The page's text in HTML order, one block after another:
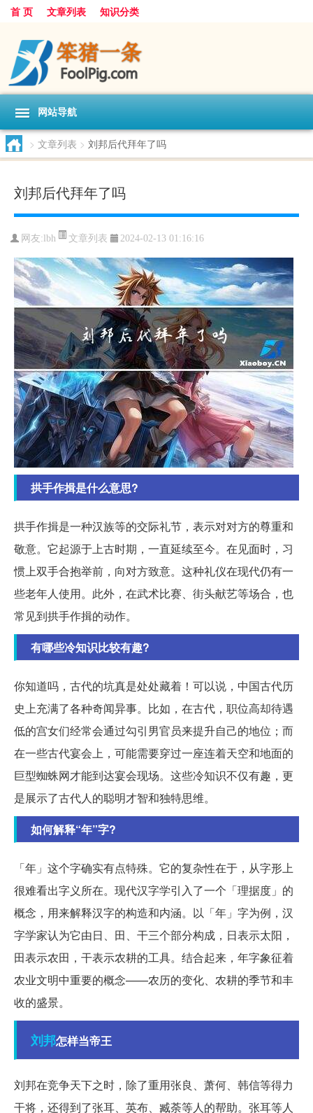
首 页 文章列表 知识分类
网站导航
> 文章列表 > 刘邦后代拜年了吗
刘邦后代拜年了吗
网友: lbh 文章列表 2024-02-13 01:16:16
拱手作揖是什么意思?
拱手作揖是一种汉族等的交际礼节，表示对对方的尊重和
敬意。它起源于上古时期，一直延续至今。在见面时，习
惯上双手合抱举前，向对方致意。这种礼仪在现代仍有一
些老年人使用。此外，在武术比赛、街头献艺等场合，也
常见到拱手作揖的动作。
有哪些冷知识比较有趣?
你知道吗，古代的坑真是处处藏着！可以说，中国古代历
史上充满了各种奇闻异事。比如，在古代，职位高却待遇
低的宫女们经常会通过勾引男官员来提升自己的地位；而
在一些古代宴会上，可能需要穿过一座连着天空和地面的
巨型蜘蛛网才能到达宴会现场。这些冷知识不仅有趣，更
是展示了古代人的聪明才智和独特思维。
如何解释“年”字?
「年」这个字确实有点特殊。它的复杂性在于，从字形上
很难看出字义所在。现代汉字学引入了一个「理据度」的
概念，用来解释汉字的构造和内涵。以「年」字为例，汉
字学家认为它由日、田、干三个部分构成，日表示太阳，
田表示农田，干表示农耕的工具。结合起来，年字象征着
农业文明中重要的概念——农历的变化、农耕的季节和丰
收的盛景。
刘邦怎样当帝王
刘邦在竞争天下之时，除了重用张良、萧何、韩信等得力
干将，还得到了张耳、英布、臧荼等人的帮助。张耳等人